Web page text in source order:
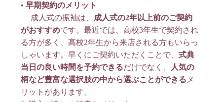
•早期契約のメリット
成人式の振袖は、 成人式の2年以上前のご契約
がおすすめです。最近では、高校3年生で契約され
る方が多く、高校2年生から来店される方もいらっ
しゃいます。早くにご契約いただくことで、式典
当日の良い時間を予約できるだけでなく、
人気の
柄など豊富な選択肢の中から選ぶことができる メ
リットがあります。